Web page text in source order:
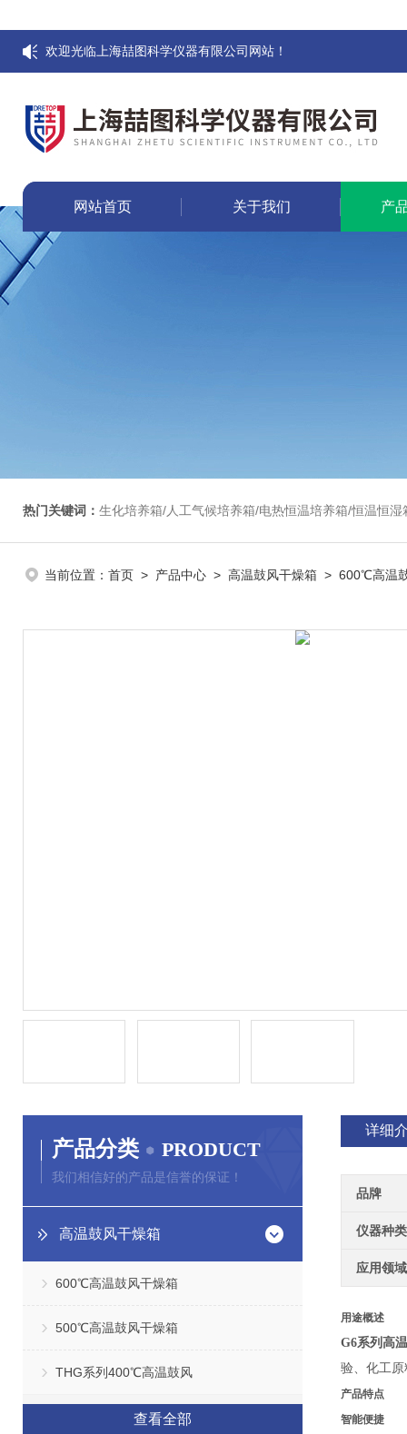
欢迎光临上海喆图科学仪器有限公司网站！
网站首页 关于我们 产
热门关键词： 生化培养箱/人工气候培养箱/电热恒温培养箱/恒温恒湿箱/光照培养箱/二氧化碳培养箱
当前位置： 首页 > 产品中心 > 高温鼓风干燥箱 > 600℃高温
产品分类 PRODUCT
我们相信好的产品是信誉的保证！
高温鼓风干燥箱
600℃高温鼓风干燥箱
500℃高温鼓风干燥箱
THG系列400℃高温鼓风
查看全部
详细
品牌
仪器种类
应用领域
用途概述
G6系列高
验、化工
产品特点
智能便捷